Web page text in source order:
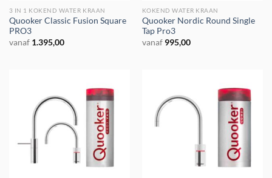
3 IN 1 KOKEND WATER KRAAN
Quooker Classic Fusion Square
PRO3
vanaf 1.395,00
KOKEND WATER KRAAN
Quooker Nordic Round Single
Tap Pro3
vanaf 995,00